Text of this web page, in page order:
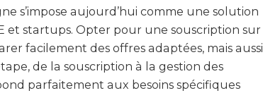
s’impose aujourd’hui comme une solution
startups. Opter pour une souscription sur
facilement des offres adaptées, mais aussi
de la souscription à la gestion des
parfaitement aux besoins spécifiques